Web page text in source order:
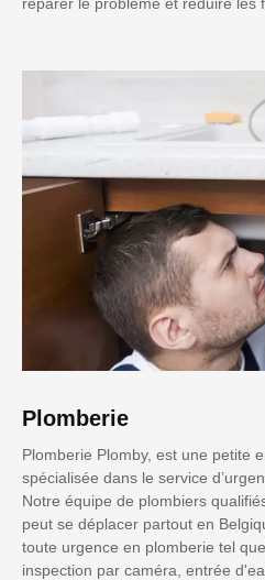
Plomberie
Plomberie Plomby, est une petite
spécialisée dans le service
Notre équipe de plombiers
peut se déplacer partout en
toute urgence en plomberie tel
inspection par caméra, entrée